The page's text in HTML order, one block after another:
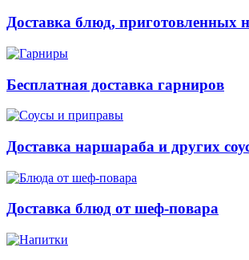
Доставка блюд, приготовленных
Бесплатная доставка гарниров
Доставка наршараба и других
Доставка блюд от шеф-повара